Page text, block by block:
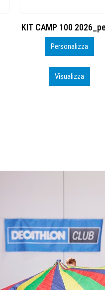
BSK600 – 5139960
Personalizza
Visualizza